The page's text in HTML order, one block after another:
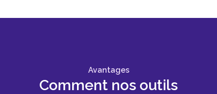
Avantages
Comment nos outils